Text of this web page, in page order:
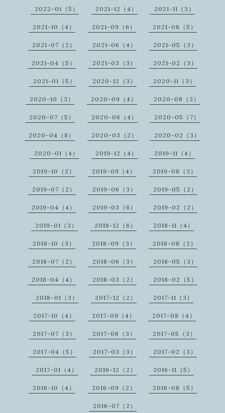
2022-01（5） 2021-12（4） 2021-11（3）
2021-10（4） 2021-09（6） 2021-08（5）
2021-07（2） 2021-06（4） 2021-05（3）
2021-04（5） 2021-03（3） 2021-02（3）
2021-01（5） 2020-12（3） 2020-11（3）
2020-10（3） 2020-09（4） 2020-08（3）
2020-07（5） 2020-06（4） 2020-05（7）
2020-04（8） 2020-03（2） 2020-02（3）
2020-01（4） 2019-12（4） 2019-11（4）
2019-10（2） 2019-09（4） 2019-08（3）
2019-07（2） 2019-06（3） 2019-05（2）
2019-04（4） 2019-03（6） 2019-02（2）
2019-01（3） 2018-12（6） 2018-11（4）
2018-10（3） 2018-09（3） 2018-08（2）
2018-07（2） 2018-06（3） 2018-05（3）
2018-04（4） 2018-03（2） 2018-02（5）
2018-01（3） 2017-12（2） 2017-11（3）
2017-10（4） 2017-09（4） 2017-08（4）
2017-07（3） 2017-06（3） 2017-05（3）
2017-04（5） 2017-03（3） 2017-02（3）
2017-01（4） 2016-12（2） 2016-11（5）
2016-10（4） 2016-09（2） 2016-08（5）
2016-07（2）